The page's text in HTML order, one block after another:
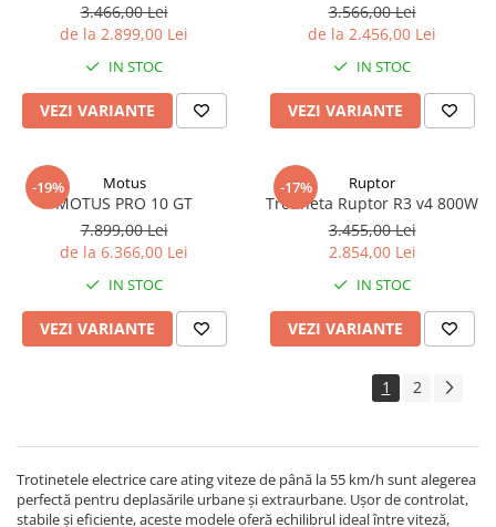
3.466,00 Lei
de la 2.899,00 Lei
IN STOC
VEZI VARIANTE
3.566,00 Lei
de la 2.456,00 Lei
IN STOC
VEZI VARIANTE
-19% Motus
MOTUS PRO 10 GT
7.899,00 Lei
de la 6.366,00 Lei
IN STOC
VEZI VARIANTE
-17% Ruptor
Trotineta Ruptor R3 v4 800W
3.455,00 Lei
2.854,00 Lei
IN STOC
VEZI VARIANTE
1 2
Trotinetele electrice care ating viteze de până la 55 km/h sunt alegerea
perfectă pentru deplasările urbane și extraurbane. Ușor de controlat,
stabile și eficiente, aceste modele oferă echilibrul ideal între viteză,